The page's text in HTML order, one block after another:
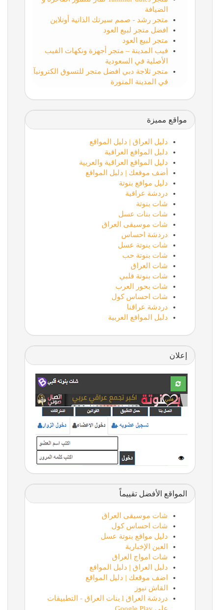
الضيافة
متجر رشد - صمم سيرتك الذاتية أونلاين
افضل متجر لبيع العود
متجر لبيع العود
فيب المدينة – متجر أجهزة ونكهات الفيب
الأصلية في السعودية
متجر ثلاجة دبي افضل متجر للتسوق الكترونيآ
في المدينة المنورة
مواقع مميزة
دليل العراق | دليل المواقع
دليل المواقع العراقية
دليل المواقع العراقية والعربية
أضف موقعك | دليل المواقع
دليل مواقع بنوتة
دردشة عراقية
شات بنوتة
شات بنات عسل
شات موسيقى العراق
دردشة احساس
شات بنوتة عسل
شات بنوتة حب
شات العراق
شات بنوتة قلبي
شات بحور العرب
شات احساس كول
دردشة عراقنا
دليل المواقع العربية
إعلان
المواقع الأفضل تقييماً
شات موسيقى العراق
شات احساس كول
دليل مواقع بنوتة عسل
العين الإخبارية
شات امواج العراق
دليل العراق | دليل المواقع
اضف موقعك | دليل المواقع
القاش نيوز
دردشة العراق l بنات العراق - التطبيقات